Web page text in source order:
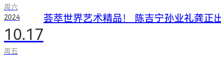
周六
2024
10.17
周五
荟萃世界艺术精品！ 陈吉宁孙业礼龚正